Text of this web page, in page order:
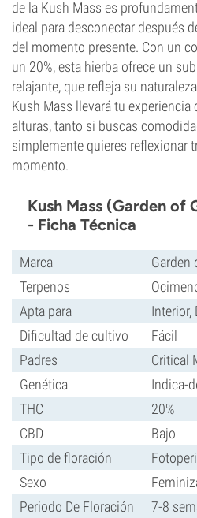
de la Kush Mass es
ideal para desconectar después
del momento presente. Con un
un 20%, esta hierba ofrece un
relajante, que refleja su
Kush Mass llevará tu experiencia
alturas, tanto si buscas
simplemente quieres reflexionar
momento.
Kush Mass (Garden of
- Ficha Técnica
Marca
Garden
Terpenos
Apta para
Interior,
Dificultad de cultivo
Fácil
Padres
Critical
Genética
Indica-
THC
20%
CBD
Bajo
Tipo de floración
Sexo
Periodo De Floración
7-8